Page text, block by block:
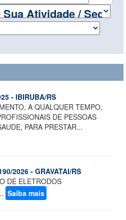
- IBIRUBA/RS
A QUALQUER TEMPO,
DE PESSOAS
PARA PRESTAR...
2026 - GRAVATAI/RS
DE ELETRODOS
Saiba mais